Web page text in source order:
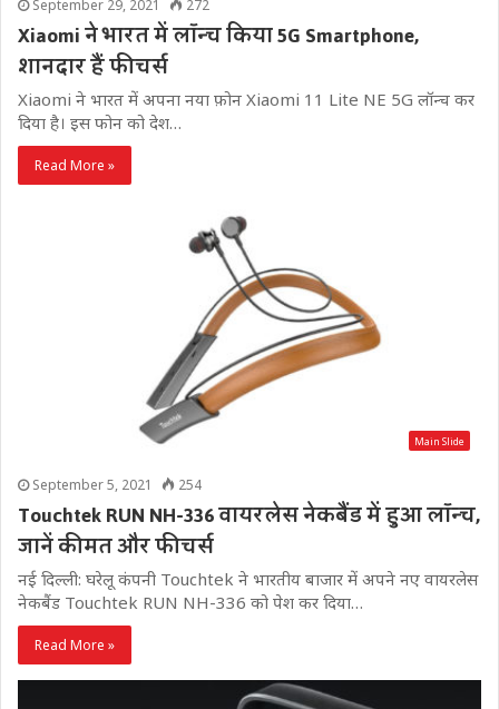
September 29, 2021 272
Xiaomi ने भारत में लॉन्च किया 5G Smartphone,
शानदार हैं फीचर्स
Xiaomi ने भारत में अपना नया फ़ोन Xiaomi 11 Lite NE 5G लॉन्च कर
दिया है। इस फोन को देश…
Read More »
Main Slide
September 5, 2021 254
Touchtek RUN NH-336 वायरलेस नेकबैंड में हुआ लॉन्च,
जानें कीमत और फीचर्स
नई दिल्ली: घरेलू कंपनी Touchtek ने भारतीय बाजार में अपने नए वायरलेस
नेकबैंड Touchtek RUN NH-336 को पेश कर दिया…
Read More »